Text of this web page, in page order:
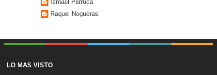
Ismael Perruca
Raquel Nogueras
LO MAS VISTO